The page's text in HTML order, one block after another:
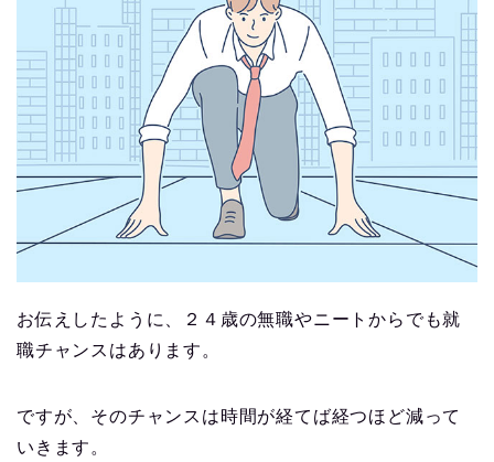
お伝えしたように、２４歳の無職やニートからでも就
職チャンスはあります。
ですが、そのチャンスは時間が経てば経つほど減って
いきます。